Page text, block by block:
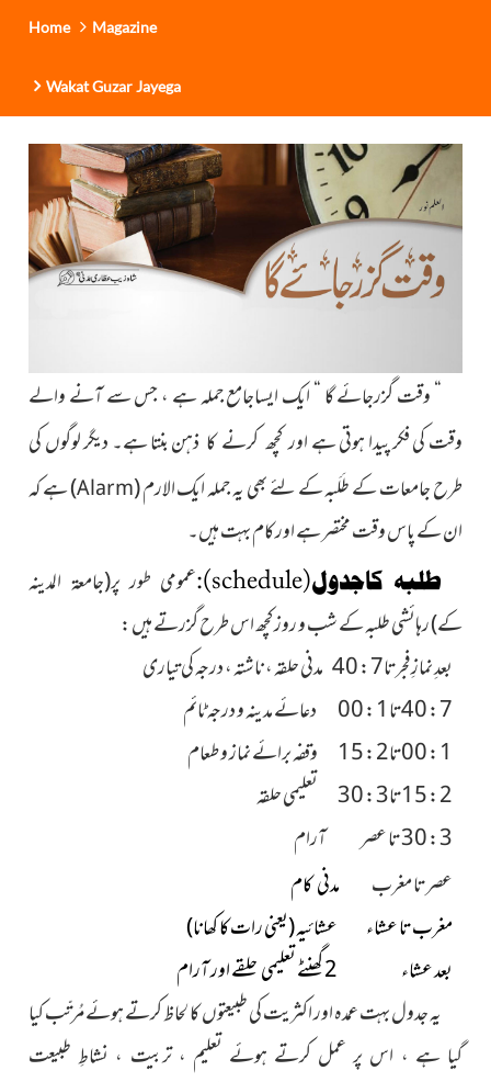
Home Magazine
Wakat Guzar Jayega
“ وقت گزرجائے گا“ ایک ایساجامع جملہ ہے ، جس سے آنے والے
وقت کی فکر پیدا ہوتی ہے اور کچھ کرنے کا ذہن بنتا ہے۔ دیگرلوگوںکی
طرح جامعات کے طَلَبہ کے لئے بھی یہ جملہ ایک الارم(
Alarm
)ہے کہ
ان کے پاس وقت مختصر ہے اور کام بہت ہیں۔
طلبہ کاجدول(schedule
):عمومی طور پر(جامعۃ المدینہ
کے)رہائشی طلبہ کے شب و روز کچھ اس طرح گزرتے ہیں :
بعدِ نمازِ فجرتا7 : 40 مدنی حلقہ ، ناشتہ ، درجہ کی تیاری
7 : 40تا1 : 00 دعائے مدینہ و درجہ ٹائم
1 : 00تا2 : 15 وقفہ برائے نماز و طعام
2 : 15تا3 : 30 تعلیمی حلقہ
3 : 30 تا عصر آرام
عصر تا مغرب
مدنی کام
مغرب تا عشاء عشائیہ(یعنی رات کا کھانا)
بعد عشاء 2 گھنٹے تعلیمی حلقے اور آرام
یہ جدول بہت عمدہ اور اکثریت کی طبیعتوں کا لحاظ کرتے ہوئے مُرتّب کیا
گیا ہے ، اس پر عمل کرتے ہوئے تعلیم ، تربیت ، نشاطِ طبیعت